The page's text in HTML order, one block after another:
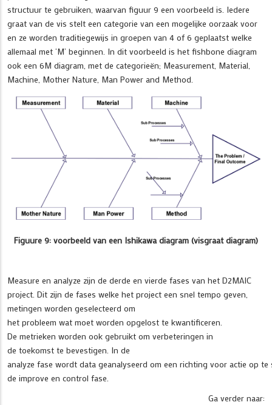
structuur te gebruiken, waarvan figuur 9 een voorbeeld is. Iedere
graat van de vis stelt een categorie van een mogelijke oorzaak voor
en ze worden traditiegewijs in groepen van 4 of 6 geplaatst welke
allemaal met ‘M’ beginnen. In dit voorbeeld is het fishbone diagram
ook een 6M diagram, met de categorieën; Measurement, Material,
Machine, Mother Nature, Man Power and Method.
Figuure 9: voorbeeld van een Ishikawa diagram (visgraat diagram)
Measure en analyze zijn de derde en vierde fases van het D2MAIC
project. Dit zijn de fases welke het project een snel tempo geven,
metingen worden geselecteerd om
het probleem wat moet worden opgelost te kwantificeren.
De metrieken worden ook gebruikt om verbeteringen in
de toekomst te bevestigen. In de
analyze fase wordt data geanalyseerd om een richting voor actie op
de improve en control fase.
Ga verder naar: